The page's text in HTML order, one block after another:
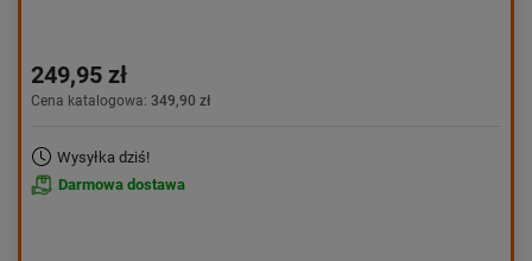
249,95 zł
Cena katalogowa: 349,90 zł
Wysyłka dziś!
Darmowa dostawa